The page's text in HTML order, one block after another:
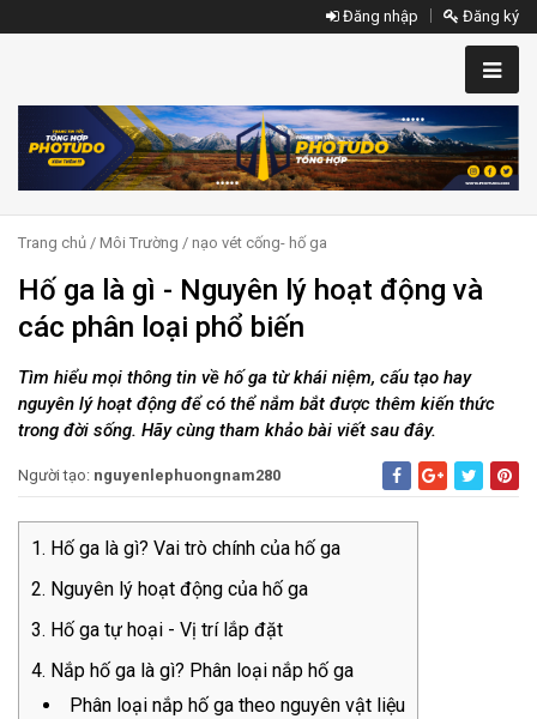
Đăng nhập Đăng ký
Trang chủ / Môi Trường / nạo vét cống- hố ga
Hố ga là gì - Nguyên lý hoạt động và
các phân loại phổ biến
Tìm hiểu mọi thông tin về hố ga từ khái niệm, cấu tạo hay
nguyên lý hoạt động để có thể nắm bắt được thêm kiến thức
trong đời sống. Hãy cùng tham khảo bài viết sau đây.
Người tạo: nguyenlephuongnam280
Hố ga là gì? Vai trò chính của hố ga
Nguyên lý hoạt động của hố ga
Hố ga tự hoại - Vị trí lắp đặt
Nắp hố ga là gì? Phân loại nắp hố ga
Phân loại nắp hố ga theo nguyên vật liệu